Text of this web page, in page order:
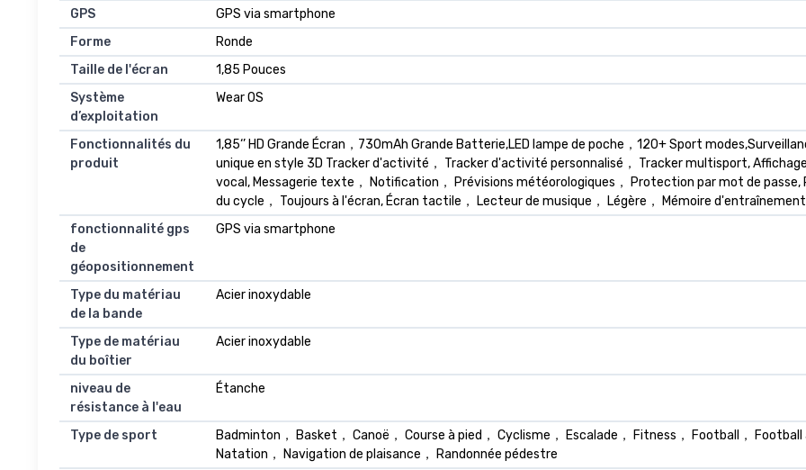
GPS
GPS via smartphone
Forme
Ronde
Taille de l'écran
1,85 Pouces
Système
d’exploitation
Wear OS
Fonctionnalités du
produit
1,85‘’ HD Grande Écran，730mAh Grande Batterie,LED lampe de poche，120+ Sport
unique en style 3D Tracker d'activité， Tracker d'activité personnalisé， Tracker multisport,
vocal, Messagerie texte， Notification， Prévisions météorologiques， Protection par mot de passe,
du cycle， Toujours à l'écran, Écran tactile， Lecteur de musique， Légère， Mémoire
fonctionnalité gps
de
géopositionnement
GPS via smartphone
Type du matériau
de la bande
Acier inoxydable
Type de matériau
du boîtier
Acier inoxydable
niveau de
résistance à l'eau
Étanche
Type de sport
Badminton， Basket， Canoë， Course à pied， Cyclisme， Escalade， Fitness， Football，
Natation， Navigation de plaisance， Randonnée pédestre